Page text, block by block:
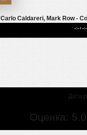
Carlo Caldareri, Mark Row -
--:-- / --:--
Дата
Оценка: